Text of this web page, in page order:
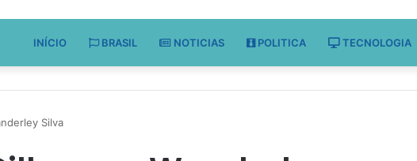
INÍCIO BRASIL NOTICIAS POLITICA TECNOLOGIA
Silva